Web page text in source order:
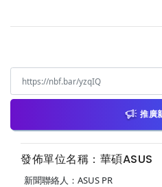
推廣
發佈單位名稱：華碩ASUS
新聞聯絡人：ASUS PR